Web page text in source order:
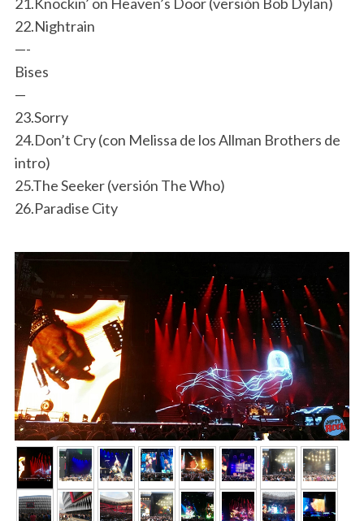
22.Nightrain
—-
Bises
—
23.Sorry
24.Don’t Cry (con Melissa de los Allman Brothers de
intro)
25.The Seeker (versión The Who)
26.Paradise City